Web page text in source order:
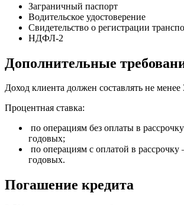
Заграничный паспорт
Водительское удостоверение
Свидетельство о регистрации
НДФЛ-2
Дополнительные
Доход клиента должен составлять не менее
Процентная ставка:
по операциям без оплаты в
годовых;
по операциям с оплатой в
годовых.
Погашение кредита